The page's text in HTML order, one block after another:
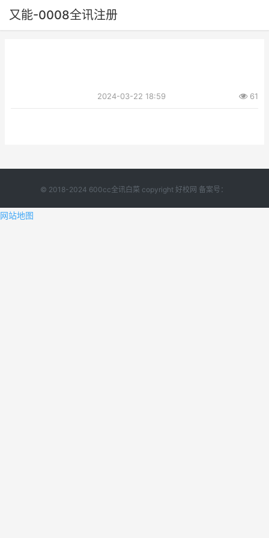
又能-0008全讯注册
2024-03-22 18:59 61
© 2018-2024 600cc全讯白菜 copyright 好校网 备案号：
网站地图